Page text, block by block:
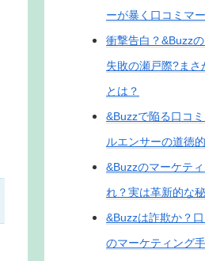
ーが暴く口コミマ
衝撃告白？&Buzz
失敗の瀬戸際?ま
とは？
&Buzzで陥る口コ
ルエンサーの道徳
&Buzzのマーケテ
れ？実は革新的な
&Buzzは詐欺か？
のマーケティング